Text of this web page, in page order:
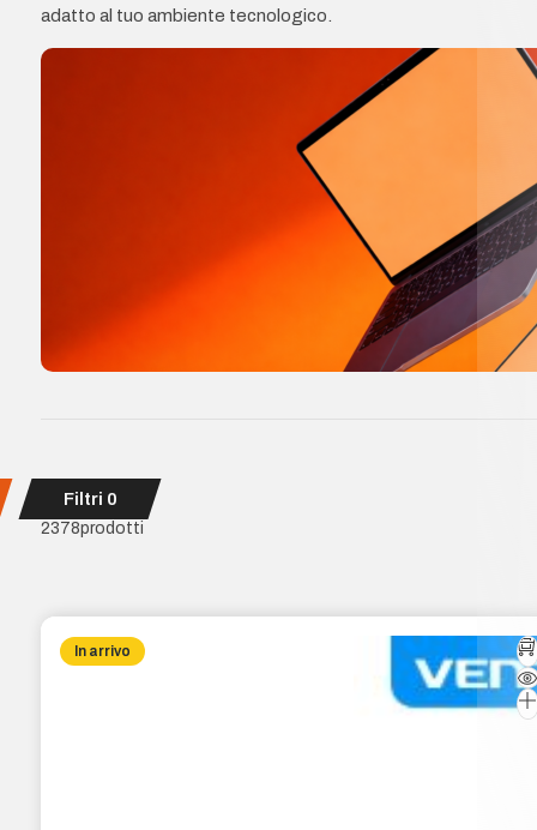
adatto al tuo ambiente tecnologico.
Filtri 0
2378prodotti
In arrivo